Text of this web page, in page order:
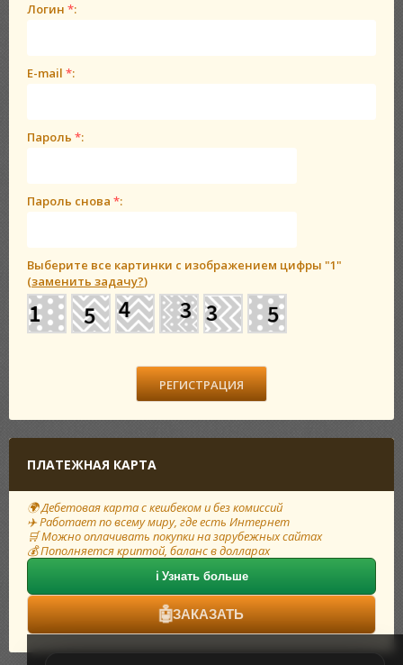
Логин *:
E-mail *:
Пароль *:
Пароль снова *:
Выберите все картинки с изображением цифры "1"
(заменить задачу?)
ПЛАТЕЖНАЯ КАРТА
🌍 Дебетовая карта с кешбеком и без комиссий
✈️ Работает по всему миру, где есть Интернет
🛒 Можно оплачивать покупки на зарубежных сайтах
💰 Пополняется криптой, баланс в долларах
ℹ️ Узнать больше
🤖ЗАКАЗАТЬ